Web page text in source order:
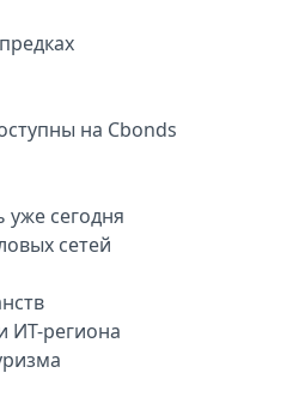
на Cbonds
сегодня
сетей
ИТ-региона